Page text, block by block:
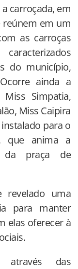
carroçada, em
reúnem em um
as carroças
do município,
ainda a
Simpatia,
Miss Caipira
instalado para o
que anima a
da praça de
revelado uma
para manter
elas oferecer à
das